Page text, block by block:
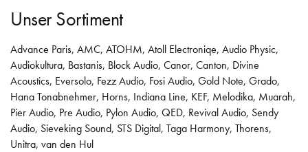
Unser Sortiment
Advance Paris, AMC, ATOHM, Atoll Electroniqe, Audio Physic,
Audiokultura, Bastanis, Block Audio, Canor, Canton, Divine
Acoustics, Eversolo, Fezz Audio, Fosi Audio, Gold Note, Grado,
Hana Tonabnehmer, Horns, Indiana Line, KEF, Melodika, Muarah,
Pier Audio, Pre Audio, Pylon Audio, QED, Revival Audio, Sendy
Audio, Sieveking Sound, STS Digital, Taga Harmony, Thorens,
Unitra, van den Hul